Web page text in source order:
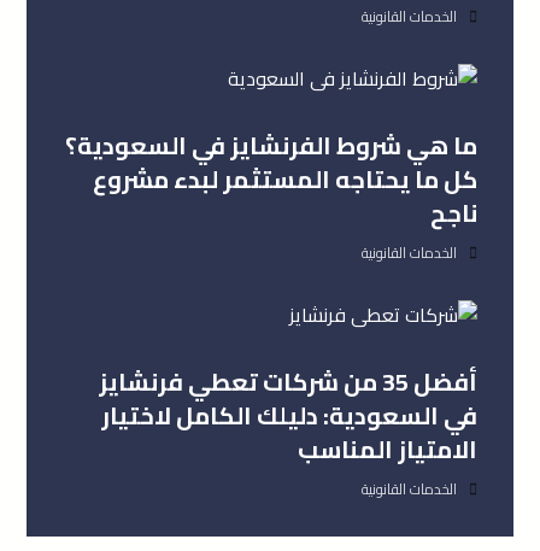
الخدمات القانونية
ما هي شروط الفرنشايز في السعودية؟
كل ما يحتاجه المستثمر لبدء مشروع
ناجح
الخدمات القانونية
أفضل 35 من شركات تعطي فرنشايز
في السعودية: دليلك الكامل لاختيار
الامتياز المناسب
الخدمات القانونية